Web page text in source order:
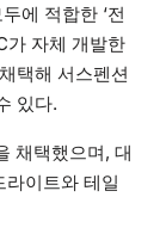
에 적합한 ‘전
가 자체 개발한
택해 서스펜션
있다.
채택했으며, 대
이트와 테일